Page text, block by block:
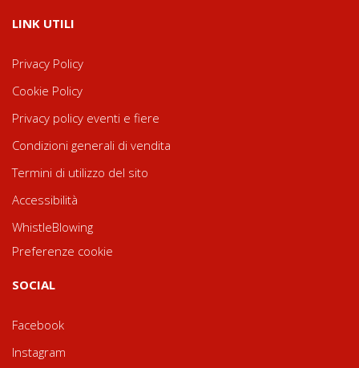
LINK UTILI
Privacy Policy
Cookie Policy
Privacy policy eventi e fiere
Condizioni generali di vendita
Termini di utilizzo del sito
Accessibilità
WhistleBlowing
Preferenze cookie
SOCIAL
Facebook
Instagram